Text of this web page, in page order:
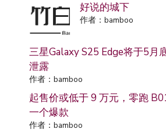
好说的城下
作者：bamboo
三星Galaxy S25 Edge将于5月
泄露
作者：bamboo
起售价或低于 9 万元，零跑
一个爆款
作者：bamboo